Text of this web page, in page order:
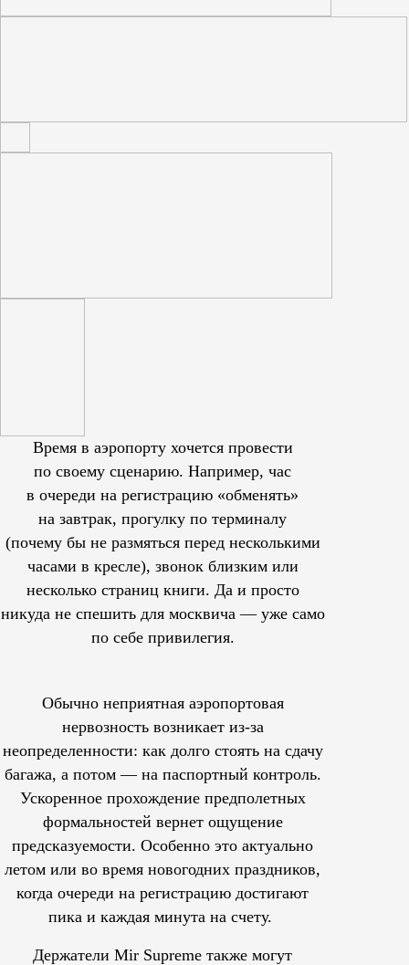
Время в аэропорту хочется провести
по своему сценарию. Например, час
в очереди на регистрацию «обменять»
на завтрак, прогулку по терминалу
(почему бы не размяться перед несколькими
часами в кресле), звонок близким или
несколько страниц книги. Да и просто
никуда не спешить для москвича — уже само
по себе привилегия.
Обычно неприятная аэропортовая
нервозность возникает из-за
неопределенности: как долго стоять на сдачу
багажа, а потом — на паспортный контроль.
Ускоренное прохождение предполетных
формальностей вернет ощущение
предсказуемости. Особенно это актуально
летом или во время новогодних праздников,
когда очереди на регистрацию достигают
пика и каждая минута на счету.
Держатели Mir Supreme также могут